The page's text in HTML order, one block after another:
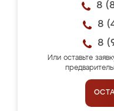
8
8
8
Или оставьте